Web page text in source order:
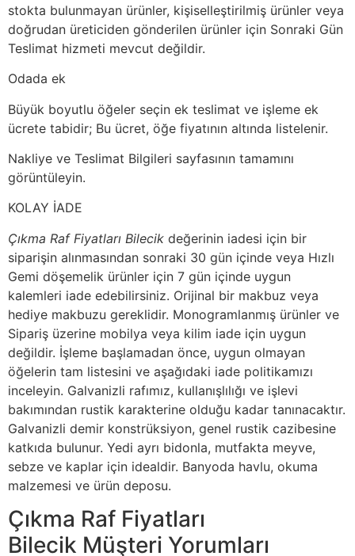
stokta bulunmayan ürünler, kişiselleştirilmiş ürünler veya
doğrudan üreticiden gönderilen ürünler için Sonraki Gün
Teslimat hizmeti mevcut değildir.
Odada ek
Büyük boyutlu öğeler seçin ek teslimat ve işleme ek
ücrete tabidir; Bu ücret, öğe fiyatının altında listelenir.
Nakliye ve Teslimat Bilgileri sayfasının tamamını
görüntüleyin.
KOLAY İADE
Çıkma Raf Fiyatları Bilecik değerinin iadesi için bir
siparişin alınmasından sonraki 30 gün içinde veya Hızlı
Gemi döşemelik ürünler için 7 gün içinde uygun
kalemleri iade edebilirsiniz. Orijinal bir makbuz veya
hediye makbuzu gereklidir. Monogramlanmış ürünler ve
Sipariş üzerine mobilya veya kilim iade için uygun
değildir. İşleme başlamadan önce, uygun olmayan
öğelerin tam listesini ve aşağıdaki iade politikamızı
inceleyin. Galvanizli rafımız, kullanışlılığı ve işlevi
bakımından rustik karakterine olduğu kadar tanınacaktır.
Galvanizli demir konstrüksiyon, genel rustik cazibesine
katkıda bulunur. Yedi ayrı bidonla, mutfakta meyve,
sebze ve kaplar için idealdir. Banyoda havlu, okuma
malzemesi ve ürün deposu.
Çıkma Raf Fiyatları
Bilecik Müşteri Yorumları